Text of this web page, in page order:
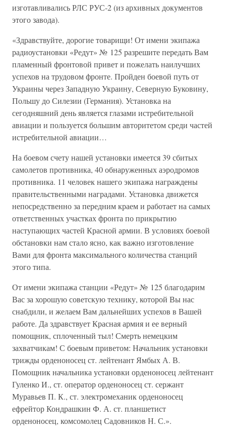
изготавливались РЛС РУС-2 (из архивных документов
этого завода).
«Здравствуйте, дорогие товарищи! От имени экипажа
радиоустановки «Редут» № 125 разрешите передать Вам
пламенный фронтовой привет и пожелать наилучших
успехов на трудовом фронте. Пройден боевой путь от
Украины через Западную Украину, Северную Буковину,
Польшу до Силезии (Германия). Установка на
сегодняшний день является глазами истребительной
авиации и пользуется большим авторитетом среди частей
истребительной авиации…
На боевом счету нашей установки имеется 39 сбитых
самолетов противника, 40 обнаруженных аэродромов
противника. 11 человек нашего экипажа награждены
правительственными наградами. Установка движется
непосредственно за передним краем и работает на самых
ответственных участках фронта по прикрытию
наступающих частей Красной армии. В условиях боевой
обстановки нам стало ясно, как важно изготовление
Вами для фронта максимального количества станций
этого типа.
От имени экипажа станции «Редут» № 125 благодарим
Вас за хорошую советскую технику, которой Вы нас
снабдили, и желаем Вам дальнейших успехов в Вашей
работе. Да здравствует Красная армия и ее верный
помощник, сплоченный тыл! Смерть немецким
захватчикам! С боевым приветом: Начальник установки
трижды орденоносец ст. лейтенант Ямбых А. В.
Помощник начальника установки орденоносец лейтенант
Гуленко И., ст. оператор орденоносец ст. сержант
Муравьев П. К., ст. электромеханик орденоносец
ефрейтор Кондрашкин Ф. А. ст. планшетист
орденоносец, комсомолец Садовников Н. С.».